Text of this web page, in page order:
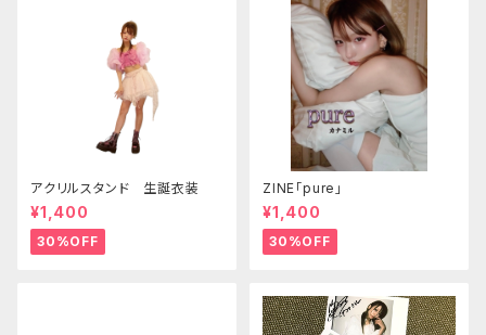
アクリルスタンド 生誕衣装
¥1,400
30%OFF
ZINE「pure」
¥1,400
30%OFF